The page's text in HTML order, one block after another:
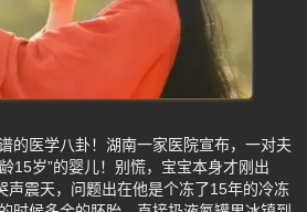
的医学八卦！湖南一家医院宣布，一对夫
15岁”的婴儿！别慌，宝宝本身才刚出
声震天，问题出在他是个冻了15年的冷冻